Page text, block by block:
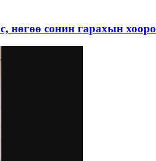
нөгөө сонин гарахын